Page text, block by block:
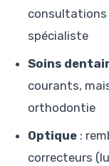
consultations
spécialiste
Soins
courants,
orthodontie
Optique :
correcteurs